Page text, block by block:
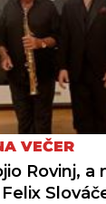
VEČER
Rovinj, a